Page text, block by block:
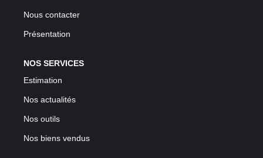
Nous contacter
Présentation
NOS SERVICES
Estimation
Nos actualités
Nos outils
Nos biens vendus